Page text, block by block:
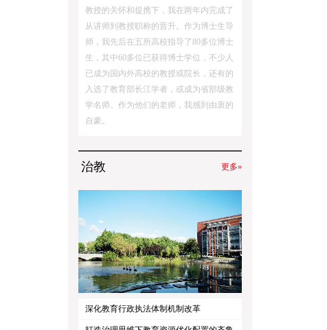
教授的关怀和提携下，我在两年内完成了
从讲师到教授职称的晋升。作为博士生导
师，我先后在五所高校指导了80多位博士
生，其中60多位已获得博士学位，不少人
已成为国内外高校的教授或院长，还有的
入选了教育部长江学者，或成为省部级教
学名师。作为他们的老师，我感到由衷的
自豪。
治教 更多»
深化教育行政执法体制机制改革